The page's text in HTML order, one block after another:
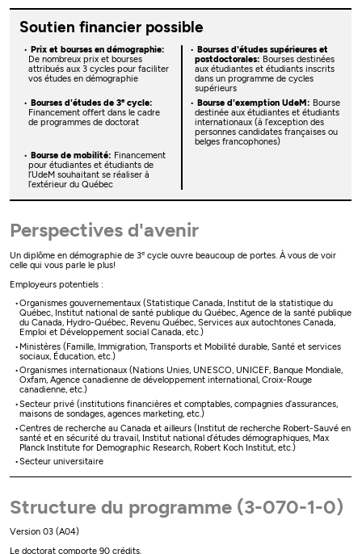
Soutien financier possible
Prix et bourses en démographie:
De nombreux prix et bourses
attribués aux 3 cycles pour faciliter
vos études en démographie
Bourses d'études supérieures et
postdoctorales: Bourses destinées
aux étudiantes et étudiants inscrits
dans un programme de cycles
supérieurs
Bourses d'études de 3ecycle:
Financement offert dans le cadre
de programmes de doctorat
Bourse d'exemption UdeM: Bourse
destinée aux étudiantes et étudiants
internationaux (à l’exception des
personnes candidates françaises ou
belges francophones)
Bourse de mobilité: Financement
pour étudiantes et étudiants de
l’UdeM souhaitant se réaliser à
l’extérieur du Québec
Perspectives d'avenir
Un diplôme en démographie de 3e cycle ouvre beaucoup de portes. À vous de voir
celle qui vous parle le plus!
Employeurs potentiels :
Organismes gouvernementaux (Statistique Canada, Institut de la statistique du
Québec, Institut national de santé publique du Québec, Agence de la santé publique
du Canada, Hydro-Québec, Revenu Québec, Services aux autochtones Canada,
Emploi et Développement social Canada, etc.)
Ministères (Famille, Immigration, Transports et Mobilité durable, Santé et services
sociaux, Éducation, etc.)
Organismes internationaux (Nations Unies, UNESCO, UNICEF, Banque Mondiale,
Oxfam, Agence canadienne de développement international, Croix-Rouge
canadienne, etc.)
Secteur privé (institutions financières et comptables, compagnies d’assurances,
maisons de sondages, agences marketing, etc.)
Centres de recherche au Canada et ailleurs (Institut de recherche Robert-Sauvé en
santé et en sécurité du travail, Institut national d’études démographiques, Max
Planck Institute for Demographic Research, Robert Koch Institut, etc.)
Secteur universitaire
Structure du programme (3-070-1-0)
Version 03 (A04)
Le doctorat comporte 90 crédits.